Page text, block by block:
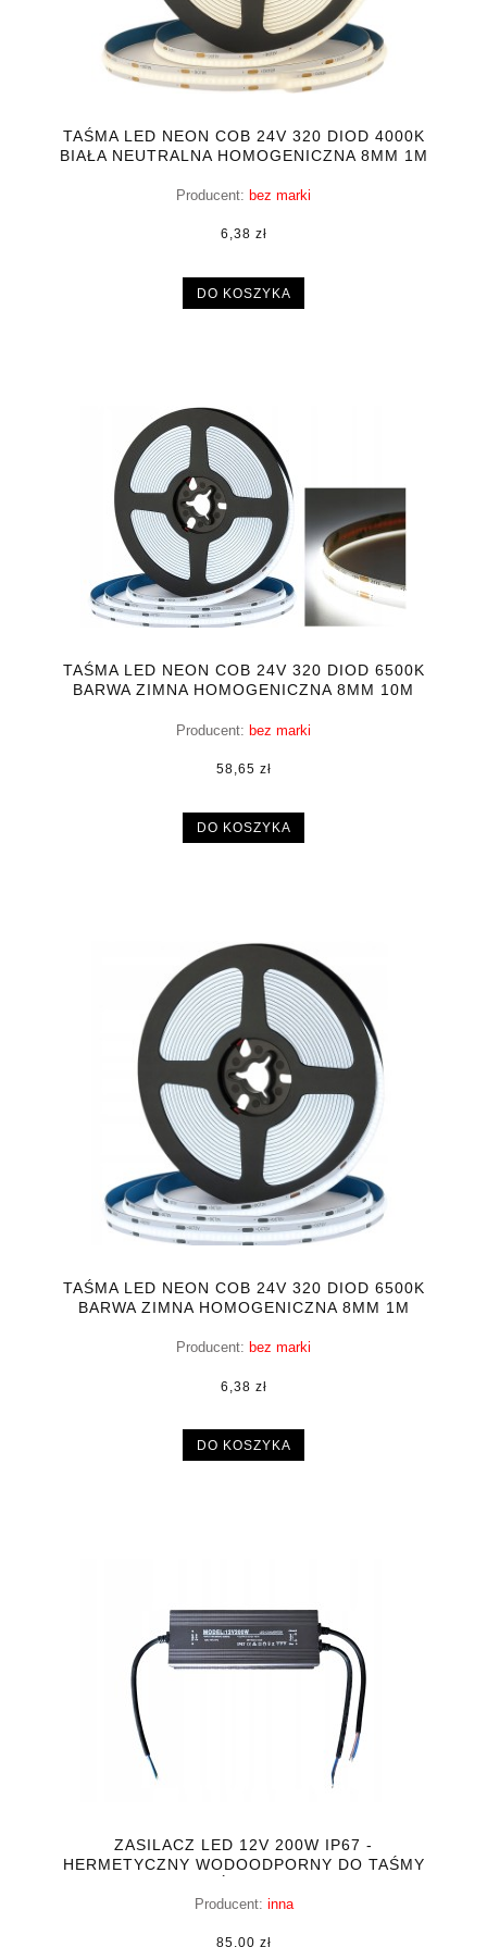
TAŚMA LED NEON COB 24V 320 DIOD 4000K
BIAŁA NEUTRALNA HOMOGENICZNA 8MM 1M
Producent: bez marki
6,38 zł
DO KOSZYKA
TAŚMA LED NEON COB 24V 320 DIOD 6500K
BARWA ZIMNA HOMOGENICZNA 8MM 10M
Producent: bez marki
58,65 zł
DO KOSZYKA
TAŚMA LED NEON COB 24V 320 DIOD 6500K
BARWA ZIMNA HOMOGENICZNA 8MM 1M
Producent: bez marki
6,38 zł
DO KOSZYKA
ZASILACZ LED 12V 200W IP67 -
HERMETYCZNY WODOODPORNY DO TAŚMY
Producent: inna
85,00 zł